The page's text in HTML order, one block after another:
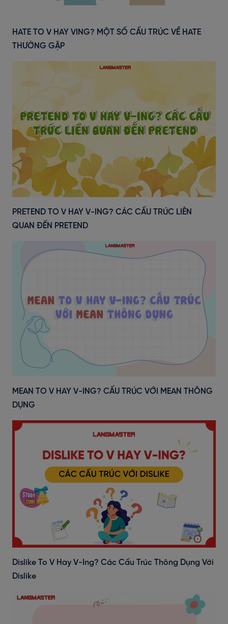
HATE TO V HAY VING? MỘT SỐ CẤU TRÚC VỀ HATE
THƯỜNG GẶP
PRETEND TO V HAY V-ING? CÁC CẤU TRÚC LIÊN
QUAN ĐẾN PRETEND
MEAN TO V HAY V-ING? CẤU TRÚC VỚI MEAN THÔNG
DỤNG
Dislike To V Hay V-Ing? Các Cấu Trúc Thông Dụng Với
Dislike